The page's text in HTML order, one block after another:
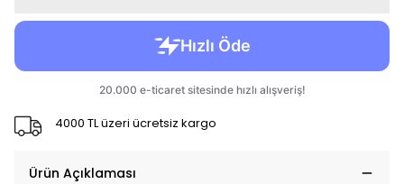
4000 TL üzeri ücretsiz kargo
Ürün Açıklaması